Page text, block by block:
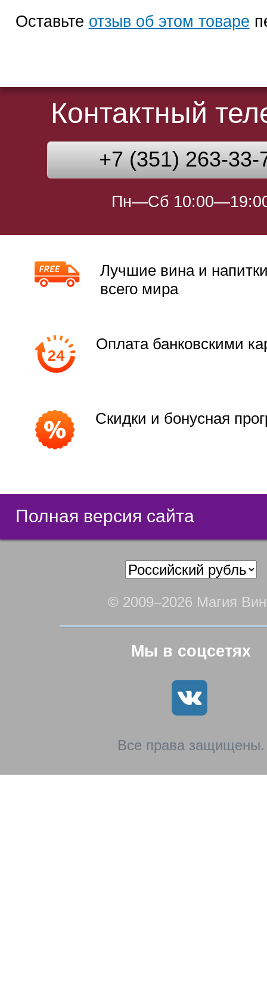
Оставьте отзыв об этом товаре
Контактный
+7 (351) 263-33-
Пн—Сб
Лучшие вина и
всего мира
Оплата банковскими
Скидки и бонусная
Полная версия сайта
© 2009–2026 Магия
Мы в соцсетях
Все права защищены.